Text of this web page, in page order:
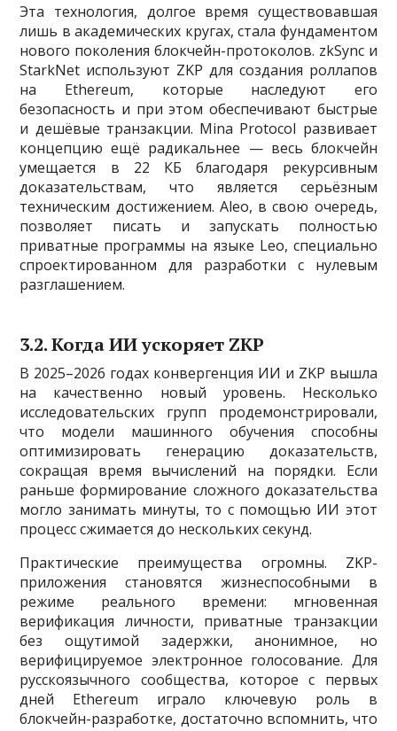
Эта технология, долгое время существовавшая
лишь в академических кругах, стала фундаментом
нового поколения блокчейн-протоколов. zkSync и
StarkNet используют ZKP для создания роллапов
на Ethereum, которые наследуют его
безопасность и при этом обеспечивают быстрые
и дешёвые транзакции. Mina Protocol развивает
концепцию ещё радикальнее — весь блокчейн
умещается в 22 КБ благодаря рекурсивным
доказательствам, что является серьёзным
техническим достижением. Aleo, в свою очередь,
позволяет писать и запускать полностью
приватные программы на языке Leo, специально
спроектированном для разработки с нулевым
разглашением.
3.2. Когда ИИ ускоряет ZKP
В 2025–2026 годах конвергенция ИИ и ZKP вышла
на качественно новый уровень. Несколько
исследовательских групп продемонстрировали,
что модели машинного обучения способны
оптимизировать генерацию доказательств,
сокращая время вычислений на порядки. Если
раньше формирование сложного доказательства
могло занимать минуты, то с помощью ИИ этот
процесс сжимается до нескольких секунд.
Практические преимущества огромны. ZKP-
приложения становятся жизнеспособными в
режиме реального времени: мгновенная
верификация личности, приватные транзакции
без ощутимой задержки, анонимное, но
верифицируемое электронное голосование. Для
русскоязычного сообщества, которое с первых
дней Ethereum играло ключевую роль в
блокчейн-разработке, достаточно вспомнить, что